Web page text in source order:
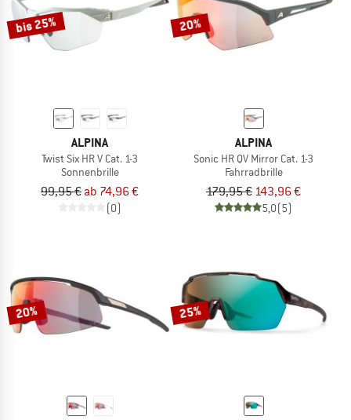
bis 25%
ALPINA
Twist Six HR V Cat. 1-3
Sonnenbrille
99,95 € ab 74,96 €
(0)
20%
ALPINA
Sonic HR QV Mirror Cat. 1-3
Fahrradbrille
179,95 € 143,96 €
5,0(5)
20% 25%